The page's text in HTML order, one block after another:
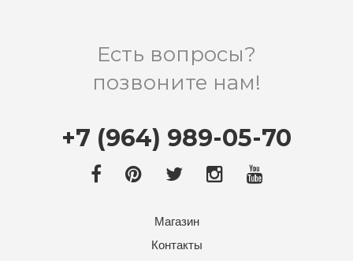
Есть вопросы?
позвоните нам!
+7 (964) 989-05-70
Магазин
Контакты